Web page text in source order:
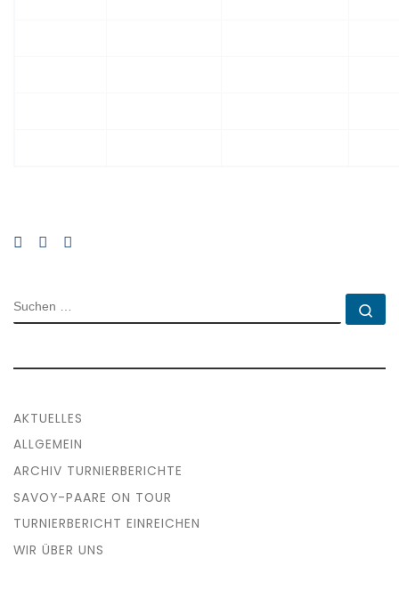
SUCHE
AKTUELLES
ALLGEMEIN
ARCHIV TURNIERBERICHTE
SAVOY-PAARE ON TOUR
TURNIERBERICHT EINREICHEN
WIR ÜBER UNS